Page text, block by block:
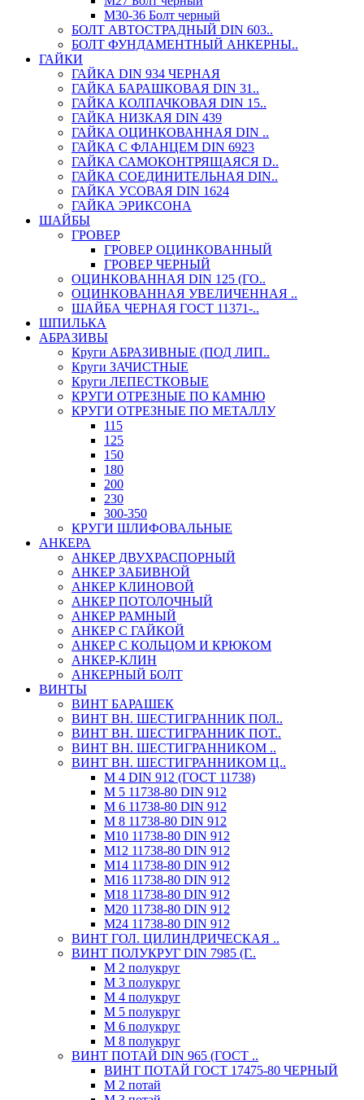
М30-36 Болт черный
БОЛТ АВТОСТРАДНЫЙ DIN 603..
БОЛТ ФУНДАМЕНТНЫЙ АНКЕРНЫ..
ГАЙКИ
ГАЙКА DIN 934 ЧЕРНАЯ
ГАЙКА БАРАШКОВАЯ DIN 31..
ГАЙКА КОЛПАЧКОВАЯ DIN 15..
ГАЙКА НИЗКАЯ DIN 439
ГАЙКА ОЦИНКОВАННАЯ DIN ..
ГАЙКА С ФЛАНЦЕМ DIN 6923
ГАЙКА САМОКОНТРЯЩАЯСЯ D..
ГАЙКА СОЕДИНИТЕЛЬНАЯ DIN..
ГАЙКА УСОВАЯ DIN 1624
ГАЙКА ЭРИКСОНА
ШАЙБЫ
ГРОВЕР
ГРОВЕР ОЦИНКОВАННЫЙ
ГРОВЕР ЧЕРНЫЙ
ОЦИНКОВАННАЯ DIN 125 (ГО..
ОЦИНКОВАННАЯ УВЕЛИЧЕННАЯ ..
ШАЙБА ЧЕРНАЯ ГОСТ 11371-..
ШПИЛЬКА
АБРАЗИВЫ
Круги АБРАЗИВНЫЕ (ПОД ЛИП..
Круги ЗАЧИСТНЫЕ
Круги ЛЕПЕСТКОВЫЕ
КРУГИ ОТРЕЗНЫЕ ПО КАМНЮ
КРУГИ ОТРЕЗНЫЕ ПО МЕТАЛЛУ
115
125
150
180
200
230
300-350
КРУГИ ШЛИФОВАЛЬНЫЕ
АНКЕРА
АНКЕР ДВУХРАСПОРНЫЙ
АНКЕР ЗАБИВНОЙ
АНКЕР КЛИНОВОЙ
АНКЕР ПОТОЛОЧНЫЙ
АНКЕР РАМНЫЙ
АНКЕР С ГАЙКОЙ
АНКЕР С КОЛЬЦОМ И КРЮКОМ
АНКЕР-КЛИН
АНКЕРНЫЙ БОЛТ
ВИНТЫ
ВИНТ БАРАШЕК
ВИНТ ВН. ШЕСТИГРАННИК ПОЛ..
ВИНТ ВН. ШЕСТИГРАННИК ПОТ..
ВИНТ ВН. ШЕСТИГРАННИКОМ ..
ВИНТ ВН. ШЕСТИГРАННИКОМ Ц..
М 4 DIN 912 (ГОСТ 11738)
М 5 11738-80 DIN 912
М 6 11738-80 DIN 912
М 8 11738-80 DIN 912
М10 11738-80 DIN 912
М12 11738-80 DIN 912
М14 11738-80 DIN 912
М16 11738-80 DIN 912
М18 11738-80 DIN 912
М20 11738-80 DIN 912
М24 11738-80 DIN 912
ВИНТ ГОЛ. ЦИЛИНДРИЧЕСКАЯ ..
ВИНТ ПОЛУКРУГ DIN 7985 (Г..
М 2 полукруг
М 3 полукруг
М 4 полукруг
М 5 полукруг
М 6 полукруг
М 8 полукруг
ВИНТ ПОТАЙ DIN 965 (ГОСТ ..
ВИНТ ПОТАЙ ГОСТ 17475-80 ЧЕРНЫЙ
М 2 потай